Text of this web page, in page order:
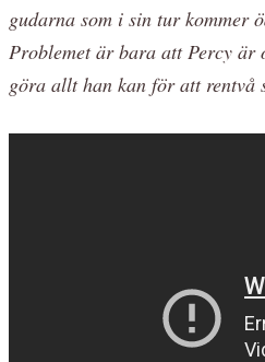
gudarna som i sin tur kommer
Problemet är bara att Percy är
göra allt han kan för att rentvå